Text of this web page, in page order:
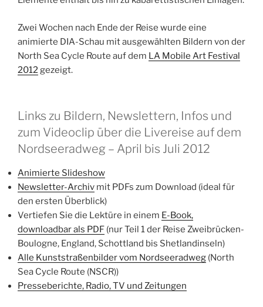
Zwei Wochen nach Ende der Reise wurde eine
animierte DIA-Schau mit ausgewählten Bildern von der
North Sea Cycle Route auf dem LA Mobile Art Festival
2012 gezeigt.
Links zu Bildern, Newslettern, Infos und
zum Videoclip über die Livereise auf dem
Nordseeradweg – April bis Juli 2012
Animierte Slideshow
Newsletter-Archiv mit PDFs zum Download (ideal für
den ersten Überblick)
Vertiefen Sie die Lektüre in einem E-Book,
downloadbar als PDF (nur Teil 1 der Reise Zweibrücken-
Boulogne, England, Schottland bis Shetlandinseln)
Alle Kunststraßenbilder vom Nordseeradweg (North
Sea Cycle Route (NSCR))
Presseberichte, Radio, TV und Zeitungen